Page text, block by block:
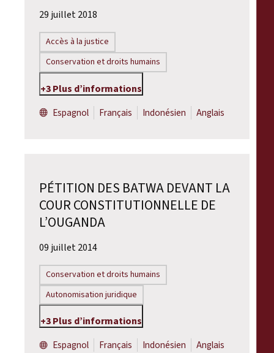
29 juillet 2018
Accès à la justice
Conservation et droits humains
+3 Plus d’informations
Espagnol
Français Indonésien Anglais
PÉTITION DES BATWA DEVANT LA
COUR CONSTITUTIONNELLE DE
L’OUGANDA
09 juillet 2014
Conservation et droits humains
Autonomisation juridique
+3 Plus d’informations
Espagnol
Français Indonésien Anglais